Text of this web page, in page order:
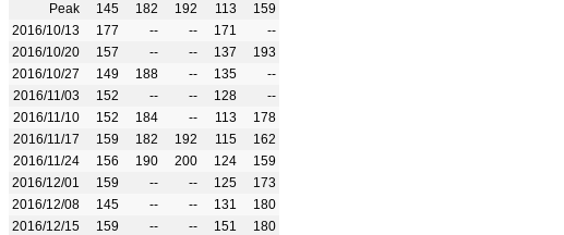
Peak
145 182 192 113
159
2016/10/13
177 -- -- 171
--
2016/10/20
157 -- -- 137
193
2016/10/27
149 188 -- 135
--
2016/11/03
152 -- -- 128
--
2016/11/10
152 184 -- 113
178
2016/11/17
159 182 192 115
162
2016/11/24
156 190 200 124
159
2016/12/01
159 -- -- 125
173
2016/12/08
145 -- -- 131
180
2016/12/15
159 -- -- 151
180